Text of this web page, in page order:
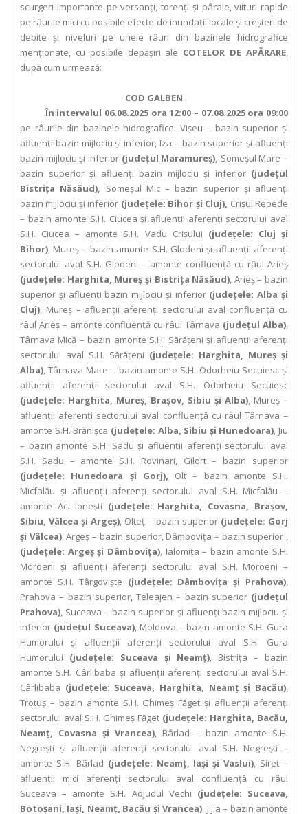
scurgeri importante pe versanţi, torenţi şi pâraie, viituri rapide
pe râurile mici cu posibile efecte de inundaţii locale şi creşteri de
debite şi niveluri pe unele râuri din bazinele hidrografice
menţionate, cu posibile depăşiri ale COTELOR DE APĂRARE,
după cum urmează:
COD GALBEN
În intervalul 06.08.2025 ora 12:00 – 07.08.2025 ora 09:00
pe râurile din bazinele hidrografice: Vişeu – bazin superior şi
afluenţi bazin mijlociu şi inferior, Iza – bazin superior şi afluenţi
bazin mijlociu şi inferior (judeţul Maramureş), Someşul Mare –
bazin superior şi afluenţi bazin mijlociu şi inferior (judeţul
Bistriţa Năsăud), Someşul Mic – bazin superior şi afluenţi
bazin mijlociu şi inferior (judeţele: Bihor şi Cluj), Crişul Repede
– bazin amonte S.H. Ciucea şi afluenţii aferenţi sectorului aval
S.H. Ciucea – amonte S.H. Vadu Crişului (judeţele: Cluj şi
Bihor), Mureş – bazin amonte S.H. Glodeni şi afluenţii aferenţi
sectorului aval S.H. Glodeni – amonte confluenţă cu râul Arieş
(judeţele: Harghita, Mureş şi Bistriţa Năsăud), Arieș – bazin
superior și afluenţi bazin mijlociu și inferior (judeţele: Alba şi
Cluj), Mureş – afluenţii aferenţi sectorului aval confluenţă cu
râul Arieş – amonte confluenţă cu râul Târnava (judeţul Alba),
Târnava Mică – bazin amonte S.H. Sărăţeni şi afluenţii aferenţi
sectorului aval S.H. Sărăţeni (judeţele: Harghita, Mureş şi
Alba), Târnava Mare – bazin amonte S.H. Odorheiu Secuiesc şi
afluenţii aferenţi sectorului aval S.H. Odorheiu Secuiesc
(judeţele: Harghita, Mureş, Braşov, Sibiu şi Alba), Mureş –
afluenţii aferenţi sectorului aval confluenţă cu râul Târnava –
amonte S.H. Brănişca (judeţele: Alba, Sibiu şi Hunedoara), Jiu
– bazin amonte S.H. Sadu şi afluenţii aferenţi sectorului aval
S.H. Sadu – amonte S.H. Rovinari, Gilort – bazin superior
(judeţele: Hunedoara şi Gorj), Olt – bazin amonte S.H.
Micfalău şi afluenţii aferenţi sectorului aval S.H. Micfalău –
amonte Ac. Ioneşti (judeţele: Harghita, Covasna, Braşov,
Sibiu, Vâlcea şi Argeş), Olteţ – bazin superior (judeţele: Gorj
şi Vâlcea), Argeş – bazin superior, Dâmboviţa – bazin superior ,
(judeţele: Argeş şi Dâmboviţa), Ialomiţa – bazin amonte S.H.
Moroeni şi afluenţii aferenţi sectorului aval S.H. Moroeni –
amonte S.H. Târgovişte (judeţele: Dâmboviţa şi Prahova),
Prahova – bazin superior, Teleajen – bazin superior (judeţul
Prahova), Suceava – bazin superior şi afluenţi bazin mijlociu şi
inferior (judeţul Suceava), Moldova – bazin amonte S.H. Gura
Humorului şi afluenţii aferenţi sectorului aval S.H. Gura
Humorului (judeţele: Suceava şi Neamţ), Bistriţa – bazin
amonte S.H. Cârlibaba şi afluenţii aferenţi sectorului aval S.H.
Cârlibaba (judeţele: Suceava, Harghita, Neamţ şi Bacău),
Trotuş – bazin amonte S.H. Ghimeş Făget şi afluenţii aferenţi
sectorului aval S.H. Ghimeş Făget (judeţele: Harghita, Bacău,
Neamţ, Covasna şi Vrancea), Bârlad – bazin amonte S.H.
Negreşti şi afluenţii aferenţi sectorului aval S.H. Negreşti –
amonte S.H. Bârlad (judeţele: Neamţ, Iaşi şi Vaslui), Siret –
afluenţii mici aferenţi sectorului aval confluenţă cu râul
Suceava – amonte S.H. Adjudul Vechi (judeţele: Suceava,
Botoşani, Iaşi, Neamţ, Bacău şi Vrancea), Jijia – bazin amonte